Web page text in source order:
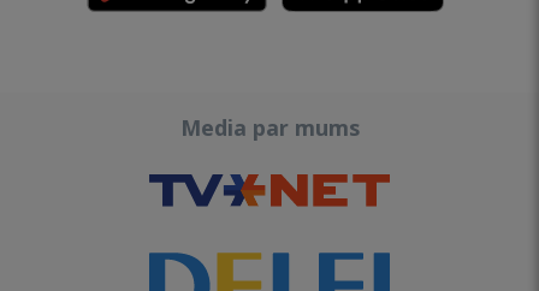
Media par mums